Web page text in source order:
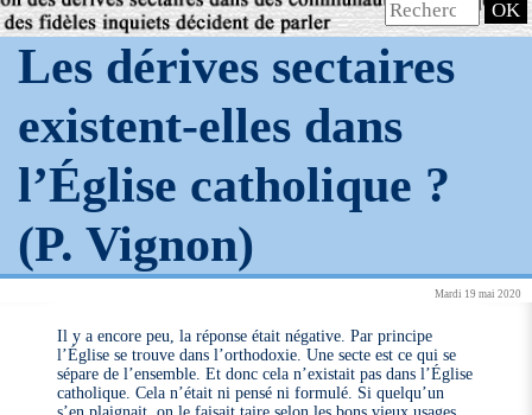
Les dérives sectaires
existent-elles dans
l’Église catholique ?
(P. Vignon)
Mardi 19 mai 2020
Il y a encore peu, la réponse était négative. Par principe
l’Église se trouve dans l’orthodoxie. Une secte est ce qui se
sépare de l’ensemble. Et donc cela n’existait pas dans l’Église
catholique. Cela n’était ni pensé ni formulé. Si quelqu’un
s’en plaignait, on le faisait taire selon les bons vieux usages